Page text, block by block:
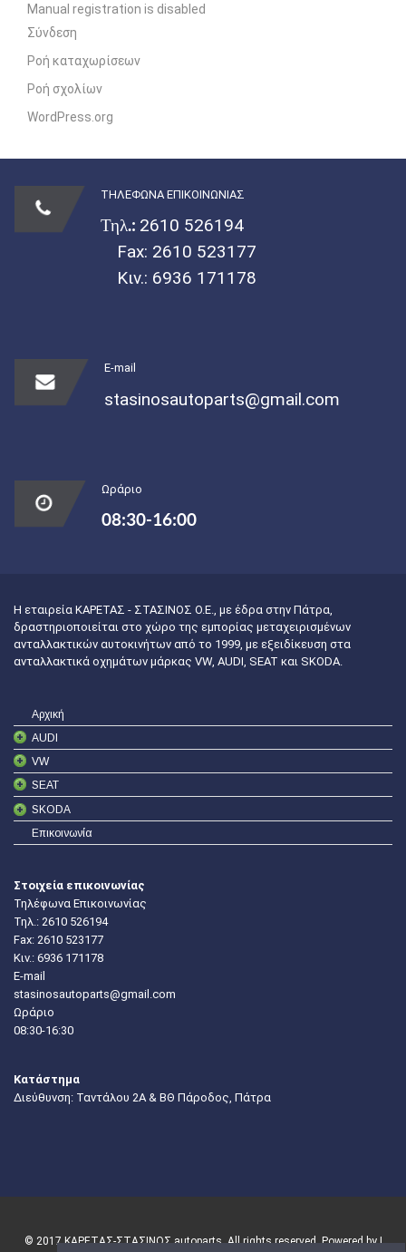
Manual registration is disabled
Σύνδεση
Ροή καταχωρίσεων
Ροή σχολίων
WordPress.org
ΤΗΛΕΦΩΝΑ ΕΠΙΚΟΙΝΩΝΙΑΣ
Τηλ.: 2610 526194
Fax: 2610 523177
Κιν.: 6936 171178
E-mail
stasinosautoparts@gmail.com
Ωράριο
08:30-16:00
Η εταιρεία ΚΑΡΕΤΑΣ - ΣΤΑΣΙΝΟΣ Ο.Ε., με έδρα στην Πάτρα,
δραστηριοποιείται στο χώρο της εμπορίας μεταχειρισμένων
ανταλλακτικών αυτοκινήτων από το 1999, με εξειδίκευση στα
ανταλλακτικά οχημάτων μάρκας VW, AUDI, SEAT και SKODA.
Αρχική
AUDI
VW
SEAT
SKODA
Επικοινωνία
Στοιχεία επικοινωνίας
Τηλέφωνα Επικοινωνίας
Τηλ.: 2610 526194
Fax: 2610 523177
Κιν.: 6936 171178
E-mail
stasinosautoparts@gmail.com
Ωράριο
08:30-16:30
Κατάστημα
Διεύθυνση: Ταντάλου 2Α & ΒΘ Πάροδος, Πάτρα
© 2017 ΚΑΡΕΤΑΣ-ΣΤΑΣΙΝΟΣ autoparts. All rights reserved. Powered by |